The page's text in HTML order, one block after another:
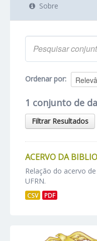
Sobre
Ordenar por
1 conjunto de
Filtrar Resultados
ACERVO DA
Relação do acervo
UFRN.
CSV PDF